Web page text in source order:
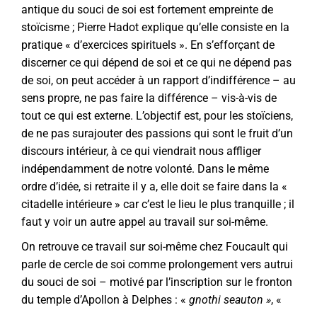
antique du souci de soi est fortement empreinte de
stoïcisme ; Pierre Hadot explique qu’elle consiste en la
pratique « d’exercices spirituels ». En s’efforçant de
discerner ce qui dépend de soi et ce qui ne dépend pas
de soi, on peut accéder à un rapport d’indifférence – au
sens propre, ne pas faire la différence – vis-à-vis de
tout ce qui est externe. L’objectif est, pour les stoïciens,
de ne pas surajouter des passions qui sont le fruit d’un
discours intérieur, à ce qui viendrait nous affliger
indépendamment de notre volonté. Dans le même
ordre d’idée, si retraite il y a, elle doit se faire dans la «
citadelle intérieure » car c’est le lieu le plus tranquille ; il
faut y voir un autre appel au travail sur soi-même.
On retrouve ce travail sur soi-même chez Foucault qui
parle de cercle de soi comme prolongement vers autrui
du souci de soi – motivé par l’inscription sur le fronton
du temple d’Apollon à Delphes : « gnothi seauton », «